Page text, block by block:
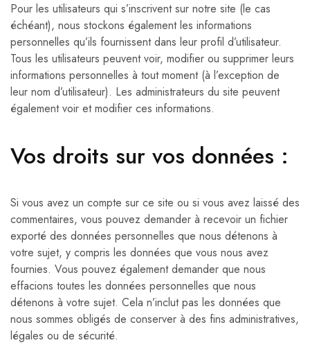
Pour les utilisateurs qui s’inscrivent sur notre site (le cas
échéant), nous stockons également les informations
personnelles qu’ils fournissent dans leur profil d’utilisateur.
Tous les utilisateurs peuvent voir, modifier ou supprimer leurs
informations personnelles à tout moment (à l’exception de
leur nom d’utilisateur). Les administrateurs du site peuvent
également voir et modifier ces informations.
Vos droits sur vos données :
Si vous avez un compte sur ce site ou si vous avez laissé des
commentaires, vous pouvez demander à recevoir un fichier
exporté des données personnelles que nous détenons à
votre sujet, y compris les données que vous nous avez
fournies. Vous pouvez également demander que nous
effacions toutes les données personnelles que nous
détenons à votre sujet. Cela n’inclut pas les données que
nous sommes obligés de conserver à des fins administratives,
légales ou de sécurité.